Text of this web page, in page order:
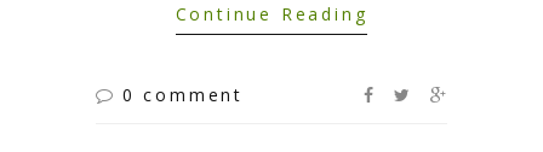
Continue Reading
0 comment